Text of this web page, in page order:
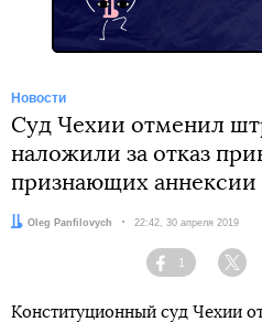
Новости
Суд Чехии отменил
наложили за отказ
признающих
Автор:
Oleg Panfilovych Дата:
22:42, 30 апреля 2019
Facebook
1
Конституционный суд Чехии